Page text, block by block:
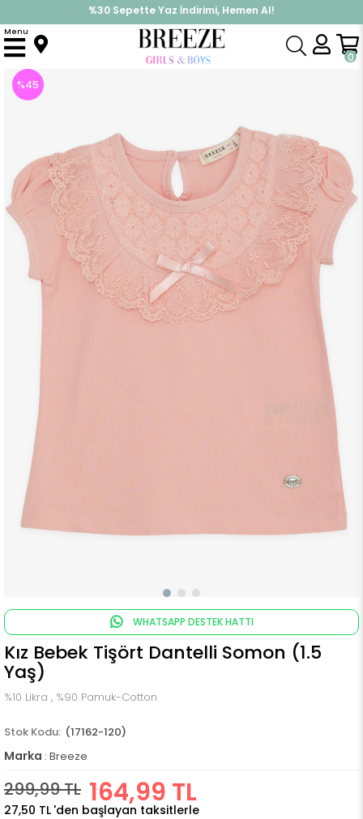
%30 Sepette Yaz İndirimi, Hemen Al!
İndirimlere ek %10 İndirimi Kap, Hemen Üye Ol!
0
Menu
Anasayfa Üst Giyim Tişört
%45
WHATSAPP DESTEK HATTI
Kız Bebek Tişört Dantelli Somon (1.5
Yaş)
%10 Likra , %90 Pamuk-Cotton
(17162-120)
Marka : Breeze
299,99 TL 164,99 TL
27,50 TL 'den başlayan taksitlerle